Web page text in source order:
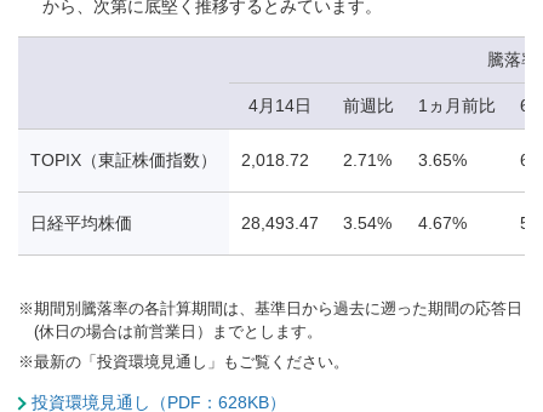
から、次第に底堅く推移するとみています。
騰落率
4月14日 前週比 1ヵ月前比 6
TOPIX（東証株価指数） 2,018.72 2.71% 3.65%
日経平均株価 28,493.47 3.54% 4.67%
※期間別騰落率の各計算期間は、基準日から過去に遡った期間の応答日
(休日の場合は前営業日）までとします。
※最新の「投資環境見通し」もご覧ください。
投資環境見通し（PDF：628KB）